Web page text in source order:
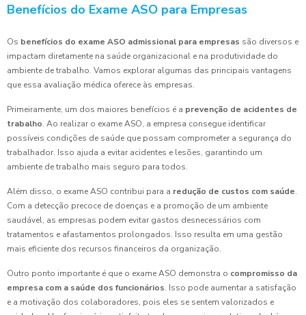
Benefícios do Exame ASO para Empresas
Os benefícios do exame ASO admissional para empresas são diversos e
impactam diretamente na saúde organizacional e na produtividade do
ambiente de trabalho. Vamos explorar algumas das principais vantagens
que essa avaliação médica oferece às empresas.
Primeiramente, um dos maiores benefícios é a prevenção de acidentes de
trabalho. Ao realizar o exame ASO, a empresa consegue identificar
possíveis condições de saúde que possam comprometer a segurança do
trabalhador. Isso ajuda a evitar acidentes e lesões, garantindo um
ambiente de trabalho mais seguro para todos.
Além disso, o exame ASO contribui para a redução de custos com saúde.
Com a detecção precoce de doenças e a promoção de um ambiente
saudável, as empresas podem evitar gastos desnecessários com
tratamentos e afastamentos prolongados. Isso resulta em uma gestão
mais eficiente dos recursos financeiros da organização.
Outro ponto importante é que o exame ASO demonstra o compromisso da
empresa com a saúde dos funcionários. Isso pode aumentar a satisfação
e a motivação dos colaboradores, pois eles se sentem valorizados e